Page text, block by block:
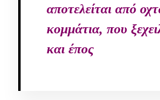
αποτελείται από
κομμάτια, που
και έπος